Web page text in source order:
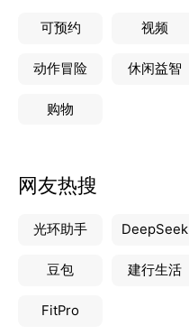
可预约 视频
动作冒险 休闲益智
购物
网友热搜
光环助手 DeepSeek
豆包 建行生活
FitPro